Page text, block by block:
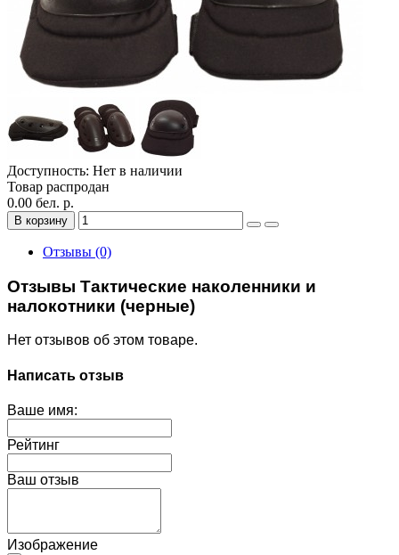
Доступность: Нет в наличии
Товар распродан
0.00 бел. р.
В корзину
Отзывы (0)
Отзывы Тактические наколенники и
налокотники (черные)
Нет отзывов об этом товаре.
Написать отзыв
Ваше имя:
Рейтинг
Ваш отзыв
Изображение